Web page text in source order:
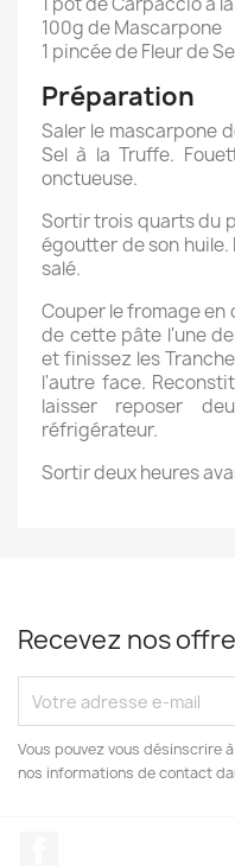
100g de Mascarpone
1 pincée de Fleur de
Préparation
Saler le mascarpone
Sel à la Truffe.
onctueuse.
Sortir trois quarts du
égoutter de son
salé.
Couper le fromage en
de cette pâte l'une
et finissez les
l'autre face.
laisser reposer
réfrigérateur.
Sortir deux heures
Recevez nos
Vous pouvez vous désinscrire
nos informations de contact